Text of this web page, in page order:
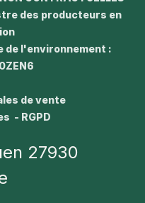
des producteurs en
de l'environnement :
de vente
- RGPD
27930